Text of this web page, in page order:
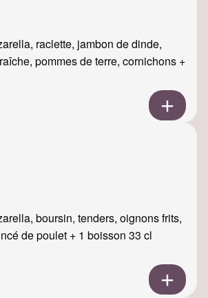
raclette, jambon de dinde,
pommes de terre, cornichons +
boursin, tenders, oignons frits,
de poulet + 1 boisson 33 cl